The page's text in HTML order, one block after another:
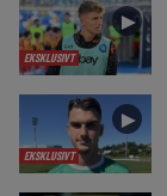
EKSKLUSIVT
►
EKSKLUSIVT
►